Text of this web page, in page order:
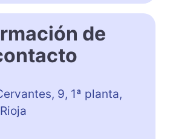
de
9, 1ª planta,